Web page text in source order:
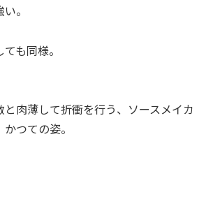
。
も同様。
と肉薄して折衝を行う、ソースメイカ
つての姿。